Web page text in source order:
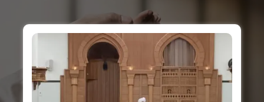
الصورة